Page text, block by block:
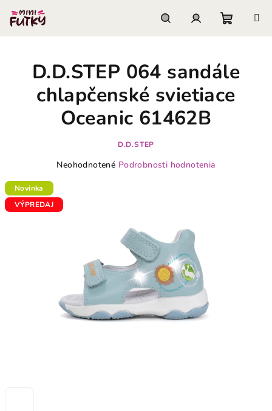
obsah
košík
D.D.STEP 064 sandále
chlapčenské svietiace
Oceanic 61462B
D.D.STEP
Priemerné
je
0,0
Neohodnotené Podrobnosti hodnotenia
Novinka
VÝPREDAJ